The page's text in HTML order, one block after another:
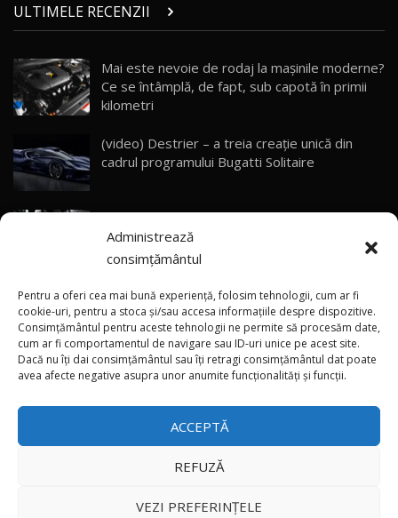
Administrează
consimțământul
Pentru a oferi cea mai bună experiență, folosim tehnologii, cum ar fi
cookie-uri, pentru a stoca și/sau accesa informațiile despre dispozitive.
Consimțământul pentru aceste tehnologii ne permite să procesăm date,
cum ar fi comportamentul de navigare sau ID-uri unice pe acest site.
Dacă nu îți dai consimțământul sau îți retragi consimțământul dat poate
avea afecte negative asupra unor anumite funcționalități și funcții.
ACCEPTĂ
REFUZĂ
VEZI PREFERINȚELE
28
Noul Geely Monjaro 2025! Mai ieftin și mai
dotat / Test Drive AutoBlog.MD
29
ZEEKR 9X - PRIMUL TEST DRIVE ÎN ROMÂNĂ!
CUM SE CONDUCE?
33:40
30
Primele impresii despre BYD Seal U DM-i,
Sealion 7 și Seal 5 DM-i / Test Drive
AutoBlog.MD
13:56
Noul Volvo EX90 / Test Drive AutoBlog.MD
32:06
33
MG RX5 - își merită banii? / Test Drive
AutoBlog.MD
34
Noul DACIA DUSTER DIESEL! Primul test drive în
română
Noul Mercedes-Benz E 350 e - cât consumă?! /
ULTIMELE RECENZII
Mai este nevoie de rodaj la mașinile moderne?
Ce se întâmplă, de fapt, sub capotă în primii
kilometri
(video) Destrier – a treia creație unică din
cadrul programului Bugatti Solitaire
(video) SRT prezintă tehnologia eBoost Air
care elimină decalajul turbo
ANRE: Detensionarea relativă a situației din
Golf influențează prețurile la carburanți în
Moldova
(foto/video) Imaginea zilei: Și în SUA polițiștii
uneori „stau în tufari”
×